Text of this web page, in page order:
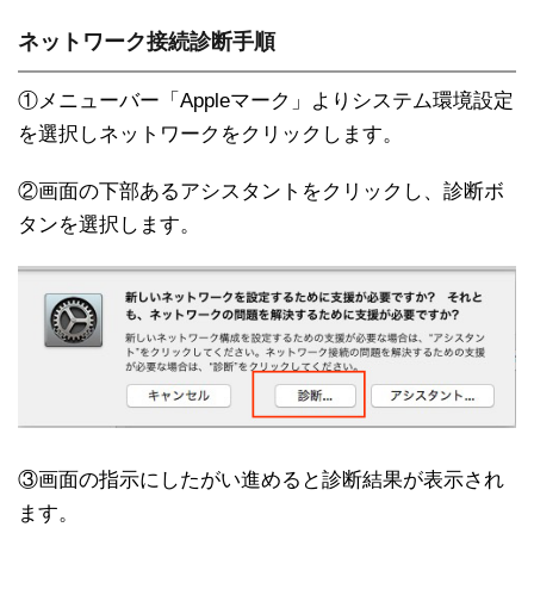
ネットワーク接続診断手順
①メニューバー「Appleマーク」よりシステム環境設定
を選択しネットワークをクリックします。
②画面の下部あるアシスタントをクリックし、診断ボ
タンを選択します。
③画面の指示にしたがい進めると診断結果が表示され
ます。